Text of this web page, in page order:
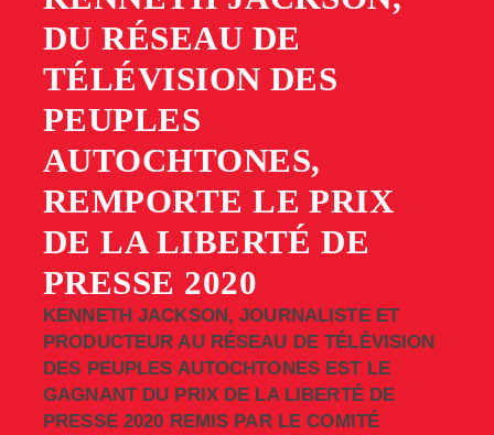
DU RÉSEAU DE
TÉLÉVISION DES
PEUPLES
AUTOCHTONES,
REMPORTE LE PRIX
DE LA LIBERTÉ DE
PRESSE 2020
KENNETH JACKSON, JOURNALISTE ET
PRODUCTEUR AU RÉSEAU DE TÉLÉVISION
DES PEUPLES AUTOCHTONES EST LE
GAGNANT DU PRIX DE LA LIBERTÉ DE
PRESSE 2020 REMIS PAR LE COMITÉ